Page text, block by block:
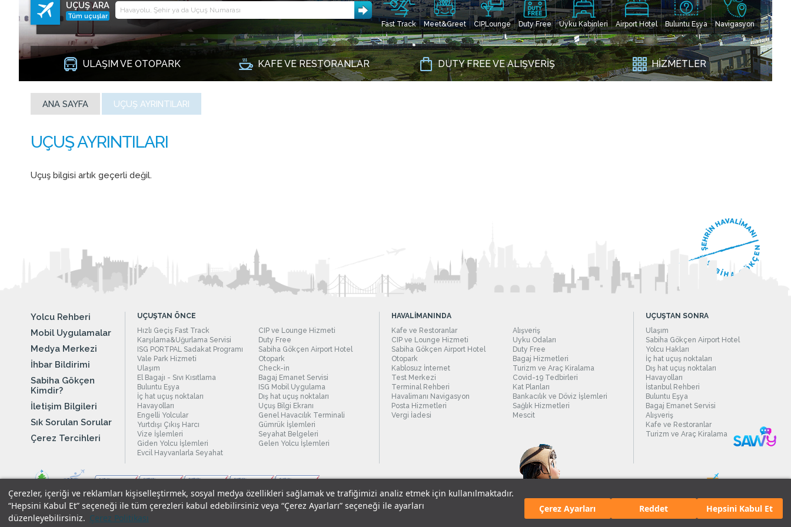
Çerezler, içeriği ve reklamları kişiselleştirmek, sosyal medya özellikleri sağlamak ve trafiğimizi analiz etmek için kullanılmaktadır.
“Hepsini Kabul Et” seçeneği ile tüm çerezleri kabul edebilirsiniz veya “Çerez Ayarları” seçeneği ile ayarları
düzenleyebilirsiniz. Çerez Politikası
Çerez Ayarları Reddet Hepsini Kabul Et
UÇUŞ ARA
Tüm uçuşlar
Fast Track Meet&Greet CIPLounge Duty Free Uyku Kabinleri Airport Hotel Buluntu Eşya Navigasyon
ULAŞIM VE OTOPARK KAFE VE RESTORANLAR DUTY FREE VE ALIŞVERİŞ HİZMETLER
ANA SAYFA UÇUŞ AYRINTILARI
Uçuş bilgisi artık geçerli değil.
Yolcu Rehberi
Mobil Uygulamalar
Medya Merkezi
İhbar Bildirimi
Sabiha Gökçen
Kimdir?
İletişim Bilgileri
Sık Sorulan Sorular
Çerez Tercihleri
UÇUŞTAN ÖNCE
Hızlı Geçiş Fast Track
CIP ve Lounge Hizmeti
Karşılama&Uğurlama Servisi
Duty Free
ISG PORTPAL Sadakat Programı
Sabiha Gökçen Airport Hotel
Vale Park Hizmeti
Otopark
Ulaşım
Check-in
El Bagajı - Sıvı Kısıtlama
Bagaj Emanet Servisi
Buluntu Eşya
ISG Mobil Uygulama
İç hat uçuş noktaları
Dış hat uçuş noktaları
Havayolları
Uçuş Bilgi Ekranı
Engelli Yolcular
Genel Havacılık Terminali
Yurtdışı Çıkış Harcı
Gümrük İşlemleri
Vize İşlemleri
Seyahat Belgeleri
Giden Yolcu İşlemleri
Gelen Yolcu İşlemleri
Evcil Hayvanlarla Seyahat
HAVALİMANINDA
Kafe ve Restoranlar
Alışveriş
CIP ve Lounge Hizmeti
Uyku Odaları
Sabiha Gökçen Airport Hotel
Duty Free
Otopark
Bagaj Hizmetleri
Kablosuz İnternet
Turizm ve Araç Kiralama
Test Merkezi
Covid-19 Tedbirleri
Terminal Rehberi
Kat Planları
Havalimanı Navigasyon
Bankacılık ve Döviz İşlemleri
Posta Hizmetleri
Sağlık Hizmetleri
Vergi İadesi
Mescit
UÇUŞTAN SONRA
Ulaşım
Sabiha Gökçen Airport Hotel
Yolcu Hakları
İç hat uçuş noktaları
Dış hat uçuş noktaları
Havayolları
İstanbul Rehberi
Buluntu Eşya
Bagaj Emanet Servisi
Alışveriş
Kafe ve Restoranlar
Turizm ve Araç Kiralama
Yasal Uyarılar Çerez Politikamız